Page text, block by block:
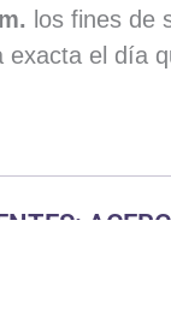
los fines de
exacta el día